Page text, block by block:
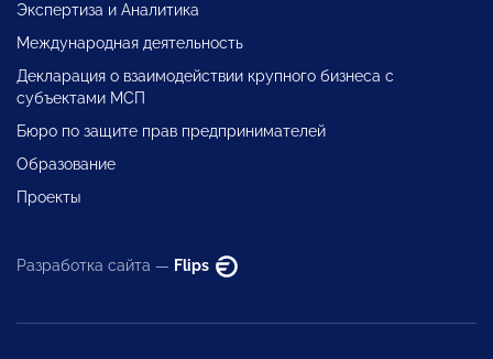
Экспертиза и Аналитика
Международная деятельность
Декларация о взаимодействии крупного бизнеса с
субъектами МСП
Бюро по защите прав предпринимателей
Образование
Проекты
Разработка сайта — Flips